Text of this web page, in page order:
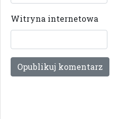
Witryna internetowa